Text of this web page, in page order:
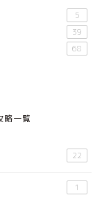
5
39
68
一覧
22
1